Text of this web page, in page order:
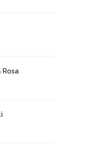
Rosa